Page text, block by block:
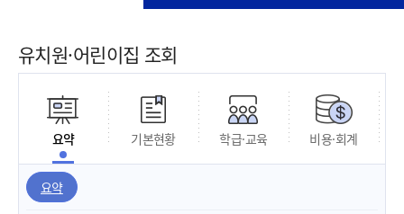
유치원·어린이집 조회
요약 기본현황 학급·교육 비용·회계
요약